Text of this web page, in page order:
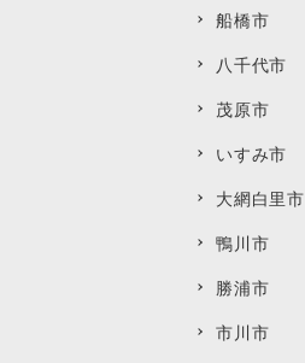
船橋市
八千代市
茂原市
いすみ市
大網白里市
鴨川市
勝浦市
市川市